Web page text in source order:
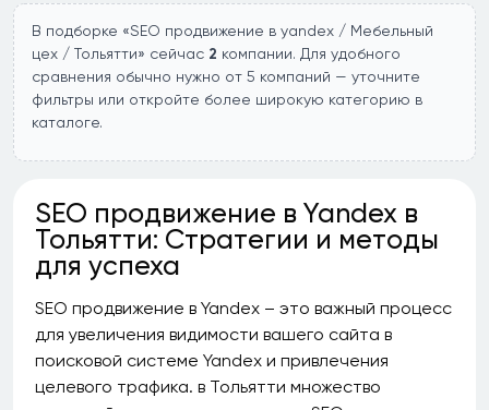
В подборке «SEO продвижение в yandex / Мебельный
цех / Тольятти» сейчас 2 компании. Для удобного
сравнения обычно нужно от 5 компаний — уточните
фильтры или откройте более широкую категорию в
каталоге.
SEO продвижение в Yandex в
Тольятти: Стратегии и методы
для успеха
SEO продвижение в Yandex – это важный процесс
для увеличения видимости вашего сайта в
поисковой системе Yandex и привлечения
целевого трафика. в Тольятти множество